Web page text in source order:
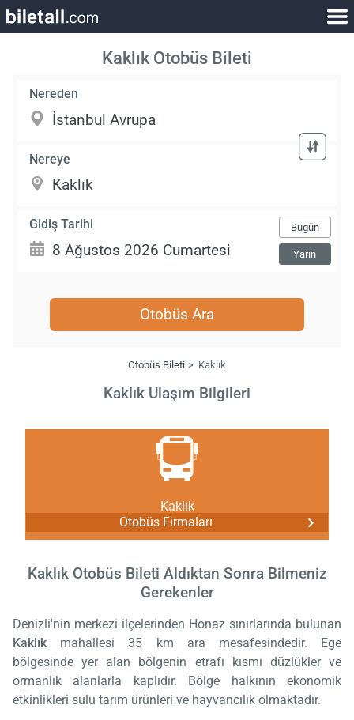
Kaklık Otobüs Bileti
Nereden
Nereye
Gidiş Tarihi Bugün
Yarın
Otobüs Ara
Otobüs Bileti Kaklık
Kaklık Ulaşım Bilgileri
Kaklık
Otobüs Firmaları
Kaklık Otobüs Bileti Aldıktan Sonra Bilmeniz
Gerekenler
Denizli'nin merkezi ilçelerinden Honaz sınırlarında bulunan
Kaklık mahallesi 35 km ara mesafesindedir. Ege
bölgesinde yer alan bölgenin etrafı kısmı düzlükler ve
ormanlık alanlarla kaplıdır. Bölge halkının ekonomik
etkinlikleri sulu tarım ürünleri ve hayvancılık olmaktadır.